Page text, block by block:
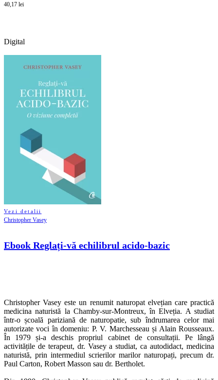
40,17 lei
Digital
Vezi detalii
Christopher Vasey
Ebook Reglați-vă echilibrul acido-bazic
Christopher Vasey este un renumit naturopat elvețian care practică
medicina naturistă la Chamby‑sur‑Montreux, în Elveția. A studiat
într‑o școală pariziană de naturopatie, sub îndrumarea celor mai
autorizate voci în domeniu: P. V. Marchesseau și Alain Rousseaux.
În 1979 și-a deschis propriul cabinet de consultații. Pe lângă
activitățile de terapeut, dr. Vasey a studiat, ca autodidact, medicina
naturistă, prin intermediul scrierilor marilor naturopați, precum dr.
Paul Carton, Robert Masson sau dr. Bertholet.